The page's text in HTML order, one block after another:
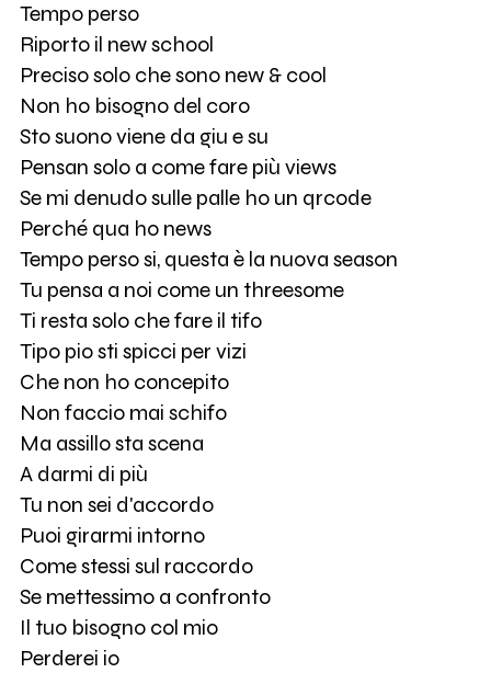
Tempo perso
Riporto il new school
Preciso solo che sono new & cool
Non ho bisogno del coro
Sto suono viene da giu e su
Pensan solo a come fare più views
Se mi denudo sulle palle ho un qrcode
Perché qua ho news
Tempo perso si, questa è la nuova season
Tu pensa a noi come un threesome
Ti resta solo che fare il tifo
Tipo pio sti spicci per vizi
Che non ho concepito
Non faccio mai schifo
Ma assillo sta scena
A darmi di più
Tu non sei d'accordo
Puoi girarmi intorno
Come stessi sul raccordo
Se mettessimo a confronto
Il tuo bisogno col mio
Perderei io